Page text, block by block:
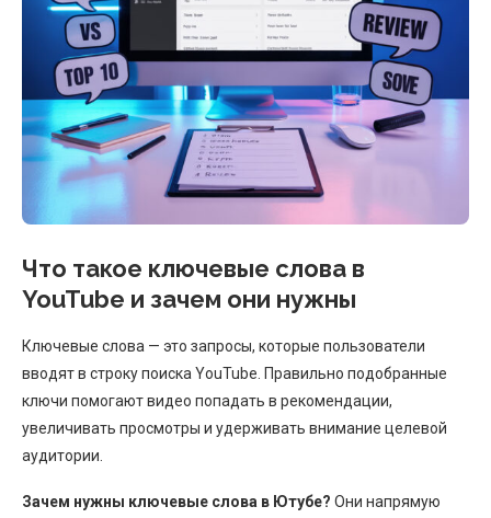
Что такое ключевые слова в
YouTube и зачем они нужны
Ключевые слова — это запросы, которые пользователи
вводят в строку поиска YouTube. Правильно подобранные
ключи помогают видео попадать в рекомендации,
увеличивать просмотры и удерживать внимание целевой
аудитории.
Зачем нужны ключевые слова в Ютубе? Они напрямую